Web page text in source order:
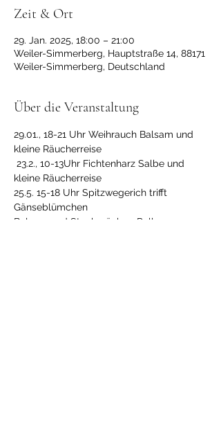
Zeit & Ort
29. Jan. 2025, 18:00 – 21:00
Weiler-Simmerberg, Hauptstraße 14, 88171
Weiler-Simmerberg, Deutschland
Über die Veranstaltung
29.01., 18-21 Uhr Weihrauch Balsam und
kleine Räucherreise
kleine Räucherreise
25.5. 15-18 Uhr Spitzwegerich trifft
Gänseblümchen
Balsam und Stechmücken-Roller